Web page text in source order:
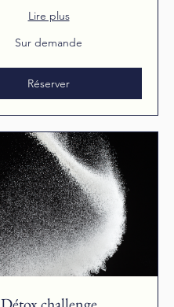
Lire plus
Sur demande
Réserver